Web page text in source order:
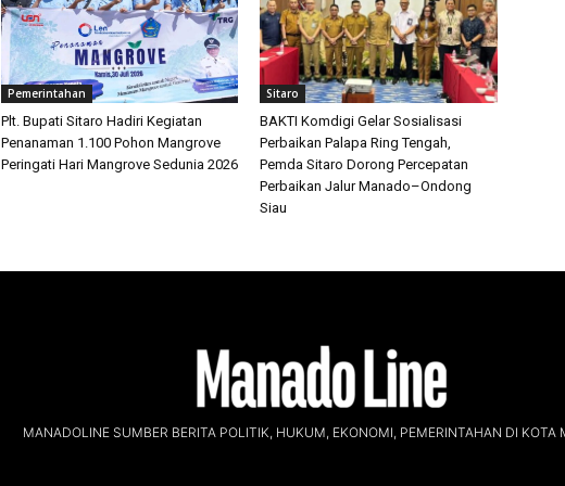
Pemerintahan
Plt. Bupati Sitaro Hadiri Kegiatan
Penanaman 1.100 Pohon Mangrove
Peringati Hari Mangrove Sedunia 2026
Sitaro
BAKTI Komdigi Gelar Sosialisasi
Perbaikan Palapa Ring Tengah,
Pemda Sitaro Dorong Percepatan
Perbaikan Jalur Manado–Ondong
Siau
MANADOLINE SUMBER BERITA POLITIK, HUKUM, EKONOMI, PEMERINTAHAN DI KOTA